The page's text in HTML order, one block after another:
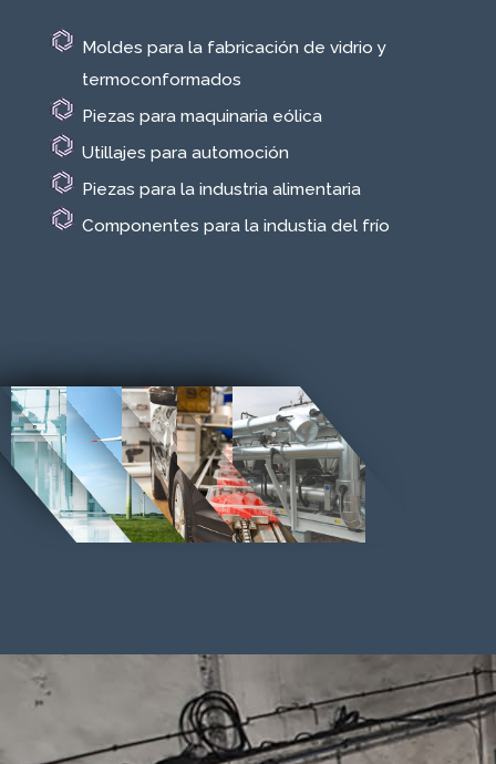
Moldes para la fabricación de vidrio y
termoconformados
Piezas para maquinaria eólica
Utillajes para automoción
Piezas para la industria alimentaria
Componentes para la industia del frío